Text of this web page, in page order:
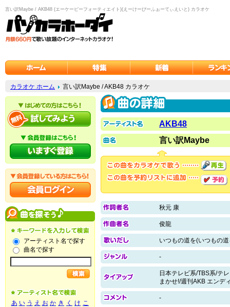
言い訳Maybe / AKB48 (エーケービーフォーティエイト)(えーけーびーふぉーてぃえいと) カラオケ
カラオケ ホーム 言い訳Maybe / AKB48 カラオケ
アーティスト名で探す
曲名で探す
あ い う え お か き く け こ
AKB48
言い訳Maybe
秋元 康
俊龍
いつもの道を(いつもの
-
日本テレビ系/TBS系/テ
まかせ!/週刊AKB エンデ
-